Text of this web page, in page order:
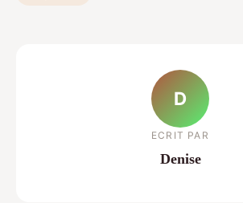
D
ECRIT PAR
Denise